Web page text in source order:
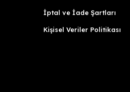
İptal ve İade Şartları
Kişisel Veriler Politikası